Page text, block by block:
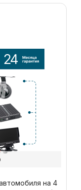
на 4